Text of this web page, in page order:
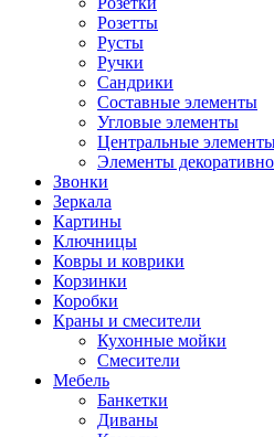
Розетты
Русты
Ручки
Сандрики
Составные элементы
Угловые элементы
Центральные
Элементы
Звонки
Зеркала
Картины
Ключницы
Ковры и коврики
Корзинки
Коробки
Краны и смесители
Кухонные мойки
Смесители
Мебель
Банкетки
Диваны